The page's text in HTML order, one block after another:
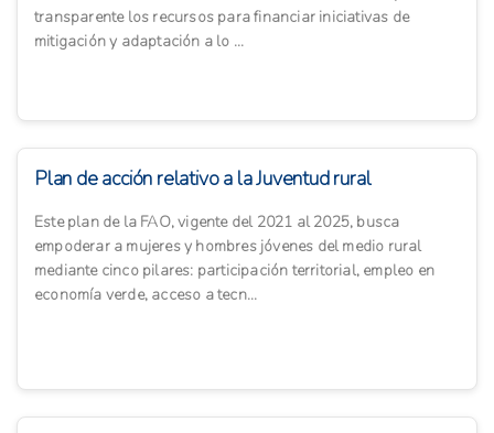
transparente los recursos para financiar iniciativas de
mitigación y adaptación a lo ...
Plan de acción relativo a la Juventud rural
Este plan de la FAO, vigente del 2021 al 2025, busca
empoderar a mujeres y hombres jóvenes del medio rural
mediante cinco pilares: participación territorial, empleo en
economía verde, acceso a tecn...